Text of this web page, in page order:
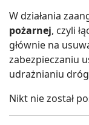
W działania
pożarnej, czyli
głównie na
zabezpieczaniu
udrażnianiu
Nikt nie został